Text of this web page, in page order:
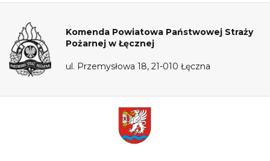
Komenda Powiatowa Państwowej Straży
Pożarnej w Łęcznej
ul. Przemysłowa 18, 21-010 Łęczna